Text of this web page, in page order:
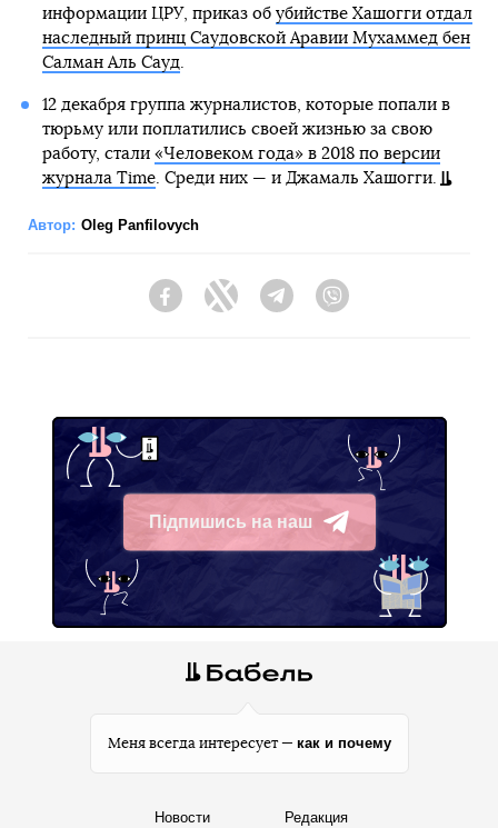
информации ЦРУ, приказ об убийстве Хашогги отдал
наследный принц Саудовской Аравии Мухаммед бен
Салман Аль Сауд.
12 декабря группа журналистов, которые попали в
тюрьму или поплатились своей жизнью за свою
работу, стали «Человеком года» в 2018 по версии
журнала Time. Среди них — и Джамаль Хашогги.
Автор: Oleg Panfilovych
FacebookTwitter Telegram
Підпишись на наш
Telegram
Меня всегда интересует — как и почему
Новости
Редакция